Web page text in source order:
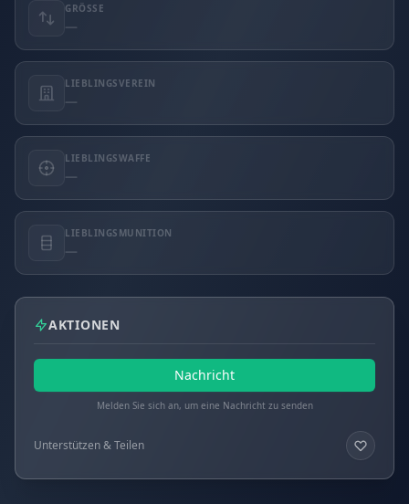
GRÖSSE
—
LIEBLINGSVEREIN
—
LIEBLINGSWAFFE
—
LIEBLINGSMUNITION
—
AKTIONEN
Nachricht
Melden Sie sich an, um eine Nachricht zu senden
Unterstützen & Teilen